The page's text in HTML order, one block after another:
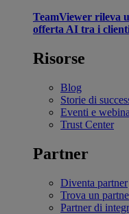
TeamViewer rileva
offerta AI tra i
Risorse
Blog
Storie di
Eventi e
Trust Center
Partner
Diventa partner
Trova un
Partner di